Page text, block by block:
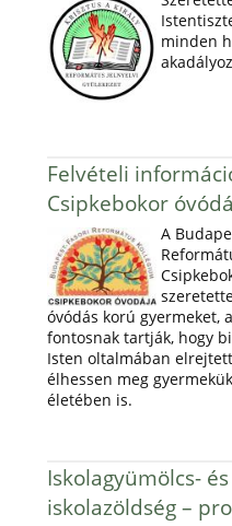
minden
Felvételi
Csipkebokor
A
óvódás korú gyermeket,
fontosnak tartják, hogy
Isten oltalmában
élhessen meg
életében is.
Iskolagyümölcs- és
iskolazöldség –